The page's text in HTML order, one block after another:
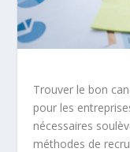
Trouver le bon
pour les
nécessaires
méthodes de